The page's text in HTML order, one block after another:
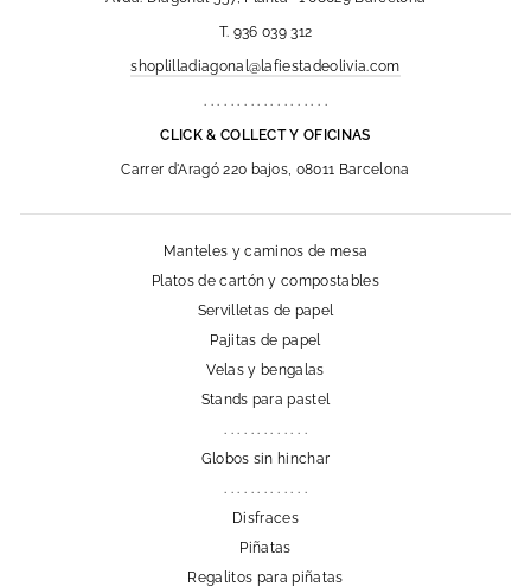
T. 936 039 312
shoplilladiagonal@lafiestadeolivia.com
. . . . . . . . . . . . . . . . . . .
CLICK & COLLECT Y OFICINAS
Carrer d'Aragó 220 bajos, 08011 Barcelona
Manteles y caminos de mesa
Platos de cartón y compostables
Servilletas de papel
Pajitas de papel
Velas y bengalas
Stands para pastel
Globos sin hinchar
Disfraces
Piñatas
Regalitos para piñatas